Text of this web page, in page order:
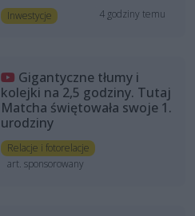
Inwestycje 4 godziny temu
Gigantyczne tłumy i
kolejki na 2,5 godziny. Tutaj
Matcha świętowała swoje 1.
urodziny
Relacje i fotorelacje
art. sponsorowany